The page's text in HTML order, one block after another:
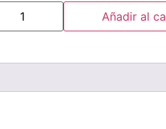
Añadir al